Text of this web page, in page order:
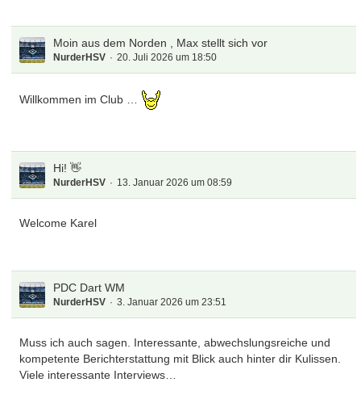
Moin aus dem Norden , Max stellt sich vor
NurderHSV 20. Juli 2026 um 18:50
Willkommen im Club …
Hi! 👋
NurderHSV 13. Januar 2026 um 08:59
Welcome Karel
PDC Dart WM
NurderHSV 3. Januar 2026 um 23:51
Muss ich auch sagen. Interessante, abwechslungsreiche und
kompetente Berichterstattung mit Blick auch hinter dir Kulissen.
Viele interessante Interviews…